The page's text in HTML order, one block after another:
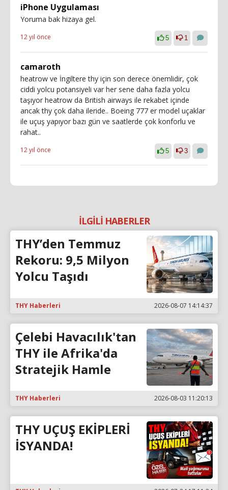
iPhone Uygulaması
Yoruma bak hizaya gel.
12 yıl önce 5 1
camaroth
heatrow ve İngiltere thy için son derece önemlidir, çok
ciddi yolcu potansiyeli var her sene daha fazla yolcu
taşıyor heatrow da British airways ile rekabet içinde
ancak thy çok daha ileride.. Boeing 777 er model uçaklar
ile uçuş yapıyor bazı gün ve saatlerde çok konforlu ve
rahat..
12 yıl önce 5 3
İLGİLİ HABERLER
THY’den Temmuz
Rekoru: 9,5 Milyon
Yolcu Taşıdı
THY Haberleri 2026-08-07 14:14:37
Çelebi Havacılık'tan
THY ile Afrika'da
Stratejik Hamle
THY Haberleri 2026-08-03 11:20:13
THY UÇUŞ EKİPLERİ
İSYANDA!